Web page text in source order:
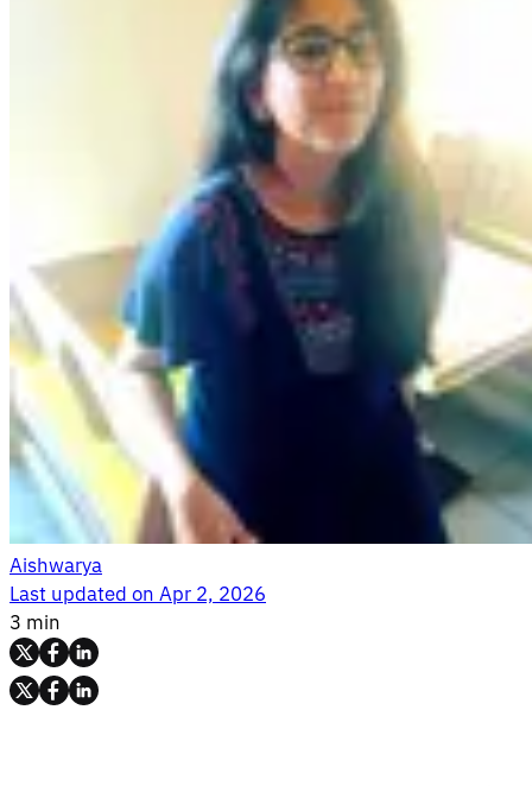
Aishwarya
Last updated onApr 2, 2026
3 min